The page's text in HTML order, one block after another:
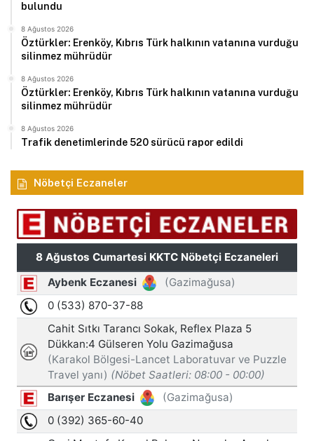
bulundu
8 Ağustos 2026
Öztürkler: Erenköy, Kıbrıs Türk halkının vatanına vurduğu
silinmez mührüdür
8 Ağustos 2026
Öztürkler: Erenköy, Kıbrıs Türk halkının vatanına vurduğu
silinmez mührüdür
8 Ağustos 2026
Trafik denetimlerinde 520 sürücü rapor edildi
Nöbetçi Eczaneler